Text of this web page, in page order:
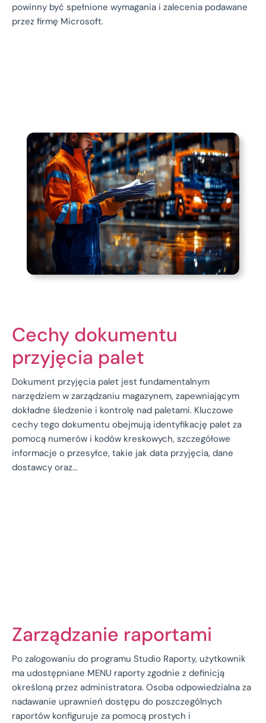
powinny być spełnione wymagania i zalecenia podawane
przez firmę Microsoft.
Cechy dokumentu
przyjęcia palet
Dokument przyjęcia palet jest fundamentalnym
narzędziem w zarządzaniu magazynem, zapewniającym
dokładne śledzenie i kontrolę nad paletami. Kluczowe
cechy tego dokumentu obejmują identyfikację palet za
pomocą numerów i kodów kreskowych, szczegółowe
informacje o przesyłce, takie jak data przyjęcia, dane
dostawcy oraz…
Zarządzanie raportami
Po zalogowaniu do programu Studio Raporty, użytkownik
ma udostępniane MENU raporty zgodnie z definicją
określoną przez administratora. Osoba odpowiedzialna za
nadawanie uprawnień dostępu do poszczególnych
raportów konfiguruje za pomocą prostych i